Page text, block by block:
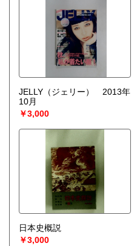
JELLY（ジェリー） 2013年
10月
￥3,000
日本史概説
￥3,000